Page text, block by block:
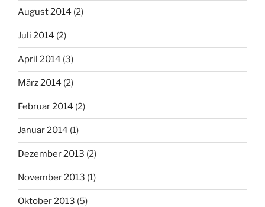
August 2014 (2)
Juli 2014 (2)
April 2014 (3)
März 2014 (2)
Februar 2014 (2)
Januar 2014 (1)
Dezember 2013 (2)
November 2013 (1)
Oktober 2013 (5)